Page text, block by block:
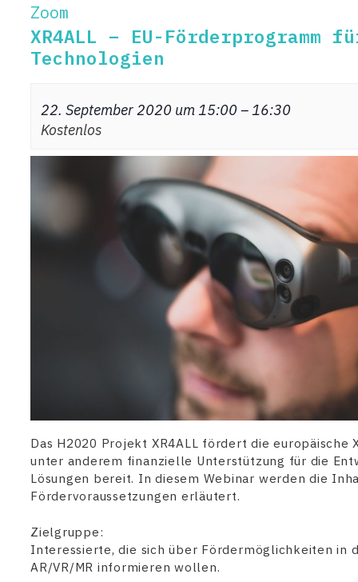
Zoom
XR4ALL – EU-Förderprogramm
Technologien
22. September 2020 um 15:00 –16:30
Kostenlos
Das H2020 Projekt XR4ALL fördert die
unter anderem finanzielle Unterstützung für die
Lösungen bereit. In diesem Webinar werden die
Fördervoraussetzungen erläutert.
Zielgruppe:
Interessierte, die sich über Fördermöglichkeiten in
AR/VR/MR informieren wollen.